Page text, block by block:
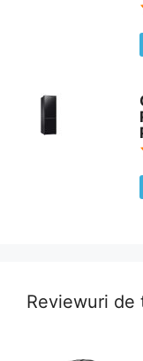
Reviewuri de